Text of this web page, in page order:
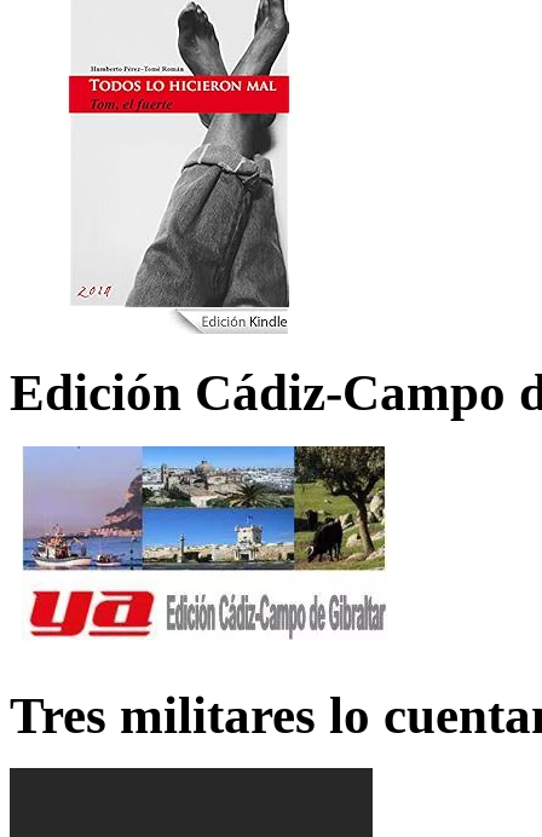
Edición Cádiz-Campo
Tres militares lo